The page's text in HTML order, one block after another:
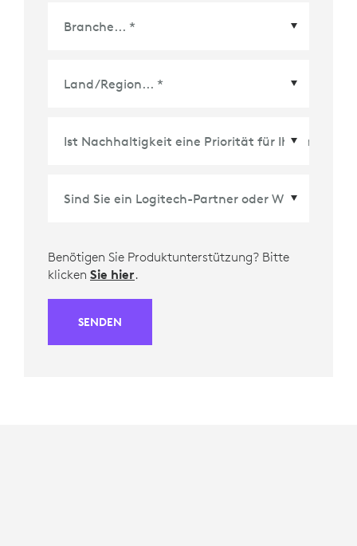
Benötigen Sie Produktunterstützung? Bitte
klicken Sie hier.
SENDEN